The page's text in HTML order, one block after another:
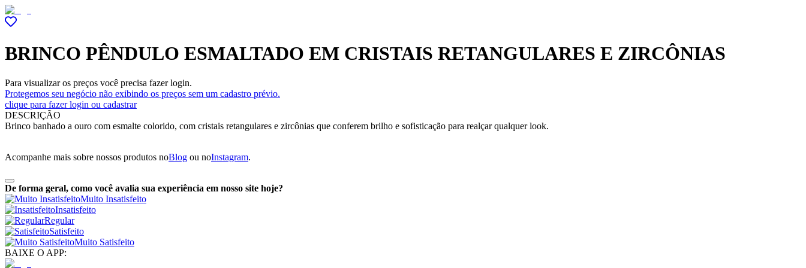
BRINCO PÊNDULO ESMALTADO EM CRISTAIS RETANGULARES E ZIRCÔNIAS
Para visualizar os preços você precisa fazer login.
Protegemos seu negócio não exibindo os preços sem um cadastro prévio.
clique para fazer login ou cadastrar
DESCRIÇÃO
Brinco banhado a ouro com esmalte colorido, com cristais retangulares e zircônias que conferem brilho e sofisticação para realçar qualquer look.
Acompanhe mais sobre nossos produtos noBlog ou noInstagram.
De forma geral, como você avalia sua experiência em nosso site hoje?
Muito Insatisfeito
Insatisfeito
Regular
Satisfeito
Muito Satisfeito
BAIXE O APP: